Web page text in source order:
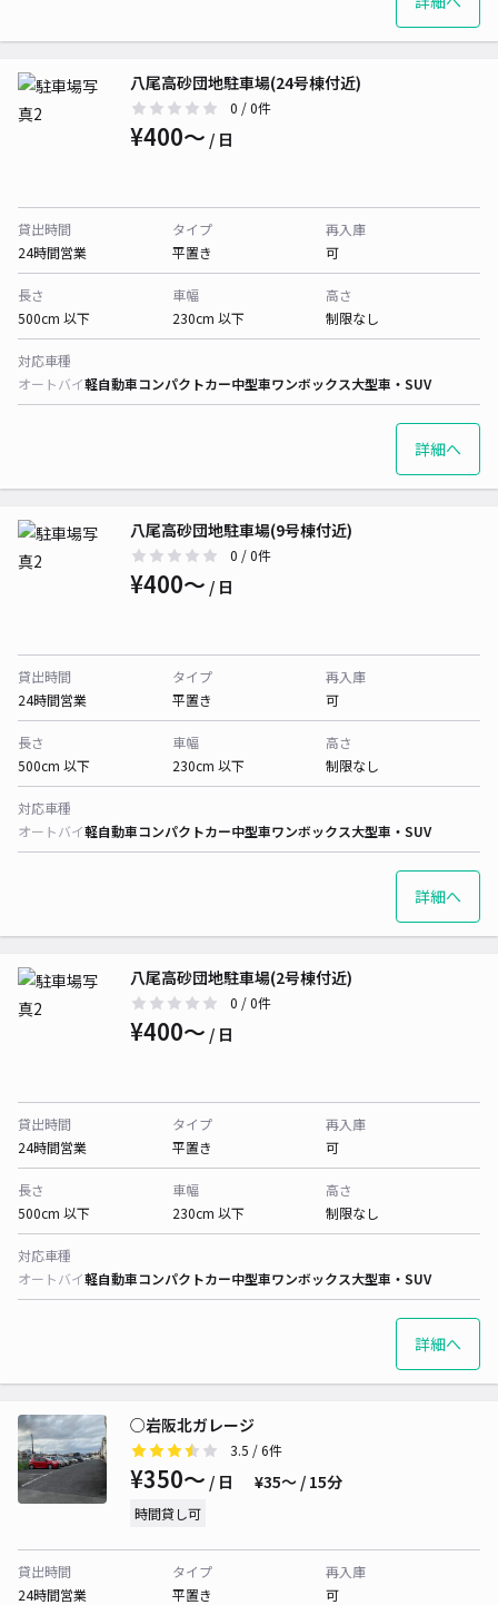
八尾高砂団地駐車場(24号棟付近)
0 / 0件
¥400〜 / 日
貸出時間
24時間営業
タイプ
平置き
再入庫
可
長さ
500cm 以下
車幅
230cm 以下
高さ
制限なし
対応車種
オートバイ軽自動車コンパクトカー中型車ワンボックス大型車・SUV
詳細へ
八尾高砂団地駐車場(9号棟付近)
0 / 0件
¥400〜 / 日
貸出時間
24時間営業
タイプ
平置き
再入庫
可
長さ
500cm 以下
車幅
230cm 以下
高さ
制限なし
対応車種
オートバイ軽自動車コンパクトカー中型車ワンボックス大型車・SUV
詳細へ
八尾高砂団地駐車場(2号棟付近)
0 / 0件
¥400〜 / 日
貸出時間
24時間営業
タイプ
平置き
再入庫
可
長さ
500cm 以下
車幅
230cm 以下
高さ
制限なし
対応車種
オートバイ軽自動車コンパクトカー中型車ワンボックス大型車・SUV
詳細へ
○岩阪北ガレージ
3.5 / 6件
¥350〜 / 日 ¥35〜 / 15分
時間貸し可
貸出時間
24時間営業
タイプ
平置き
再入庫
可